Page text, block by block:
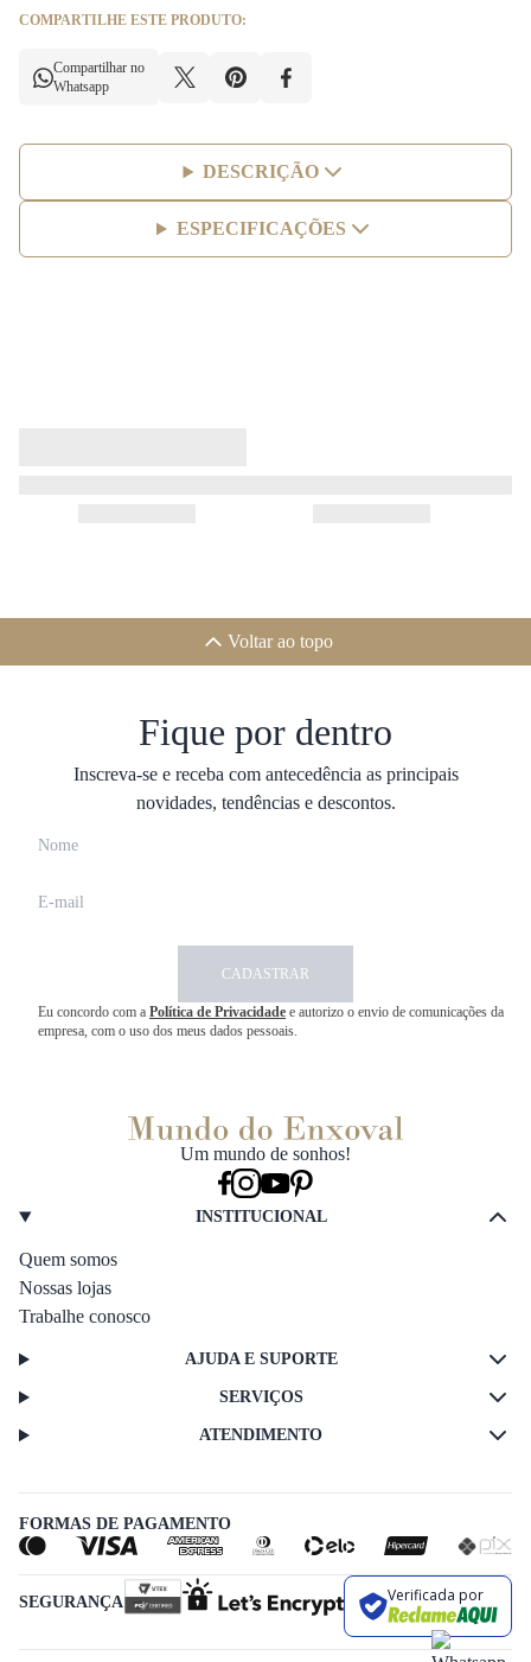
COMPARTILHE ESTE PRODUTO:
Compartilhar no
Whatsapp
DESCRIÇÃO
ESPECIFICAÇÕES
Voltar ao topo
Fique por dentro
Inscreva-se e receba com antecedência as principais
novidades, tendências e descontos.
CADASTRAR
Eu concordo com a Política de Privacidade e autorizo o envio de comunicações da
empresa, com o uso dos meus dados pessoais.
Um mundo de sonhos!
INSTITUCIONAL
Quem somos
Nossas lojas
Trabalhe conosco
AJUDA E SUPORTE
SERVIÇOS
ATENDIMENTO
FORMAS DE PAGAMENTO
SEGURANÇA Verificada por